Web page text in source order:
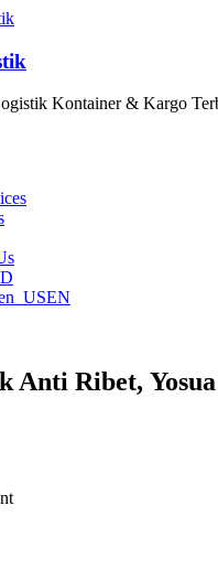
Kontainer & Kargo
EN
Anti Ribet,